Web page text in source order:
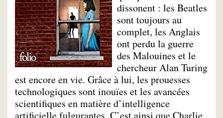
dissonent : les Beatles
sont toujours au
complet, les Anglais
ont perdu la guerre
des Malouines et le
chercheur Alan Turing
est encore en vie. Grâce à lui, les prouesses
technologiques sont inouïes et les avancées
scientifiques en matière d’intelligence
artificielle fulgurantes. C’est ainsi que Charlie